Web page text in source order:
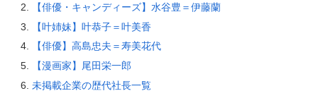
【俳優・キャンディーズ】水谷豊＝伊藤蘭
【叶姉妹】叶恭子＝叶美香
【俳優】高島忠夫＝寿美花代
【漫画家】尾田栄一郎
未掲載企業の歴代社長一覧